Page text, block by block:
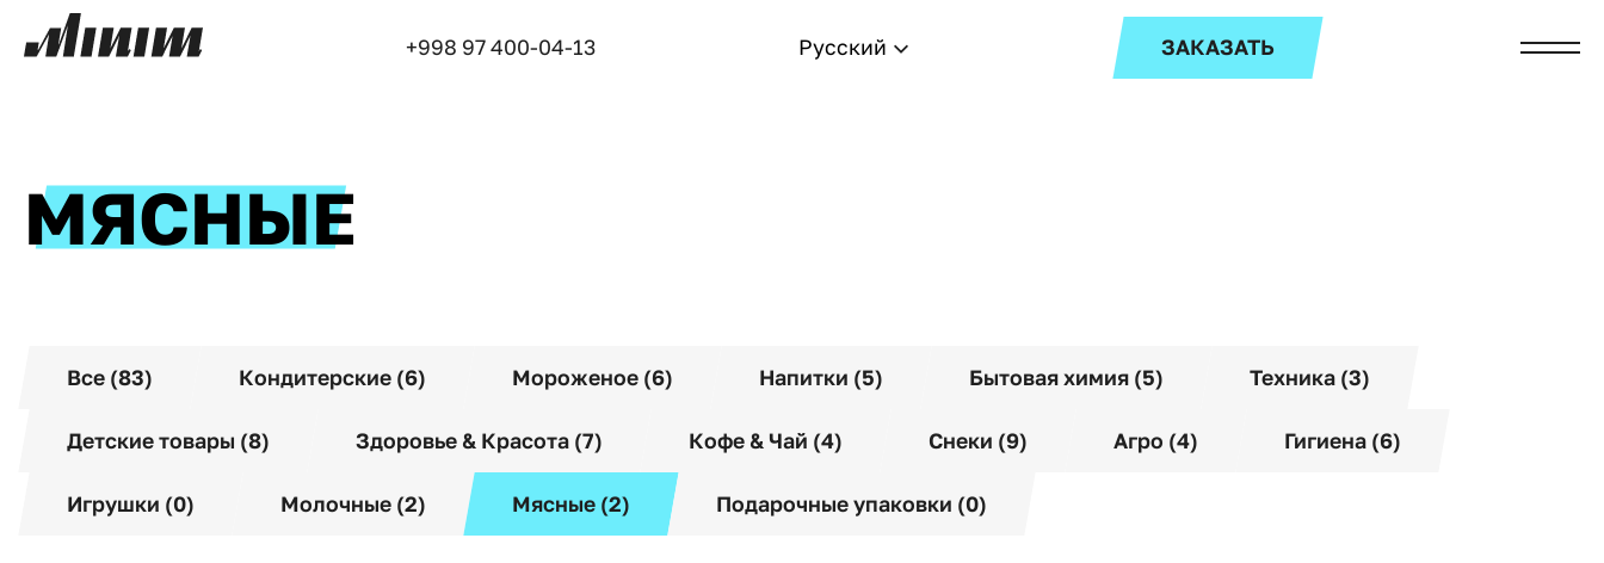
+998 97 400-04-13 Русский ЗАКАЗАТЬ
МЯСНЫЕ
Все (83) Кондитерские (6) Мороженое (6) Напитки (5) Бытовая химия (5) Техника (3)
Детские товары (8) Здоровье & Красота (7) Кофе & Чай (4) Снеки (9) Агро (4) Гигиена (6)
Игрушки (0) Молочные (2) Мясные (2) Подарочные упаковки (0)